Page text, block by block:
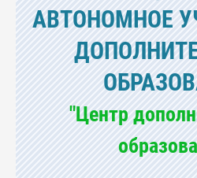
АВТОНОМНОЕ
"Центр